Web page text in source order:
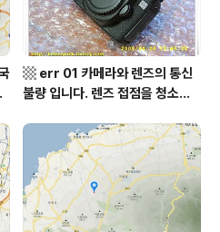
▩ err 01 카메라와 렌즈의 통신
불량 입니다. 렌즈 접점을 청소하